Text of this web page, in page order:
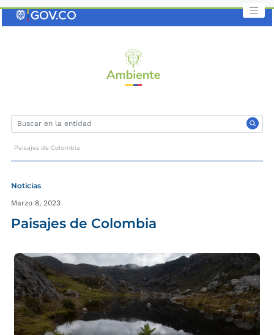
Paisajes de Colombia
Noticias
Marzo 8, 2023
Paisajes de Colombia